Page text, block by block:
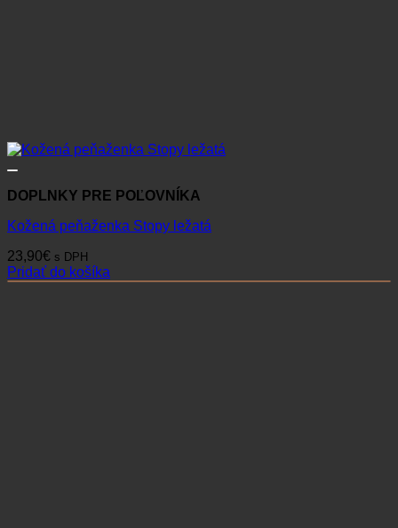
DOPLNKY PRE POĽOVNÍKA
Kožená peňaženka Stopy ležatá
23,90€ s DPH
Pridať do košíka